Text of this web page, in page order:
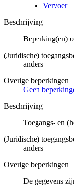
Vervoer
Beschrijving
Beperking(en)
(Juridische)
anders
Overige beperkingen
Geen
Beschrijving
Toegangs- en
(Juridische)
anders
Overige beperkingen
De gegevens